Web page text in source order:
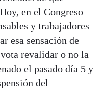
en el Congreso
y trabajadores
esa sensación de
revalidar o no la
el pasado día 5 y
del